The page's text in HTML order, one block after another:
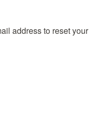
address to reset your